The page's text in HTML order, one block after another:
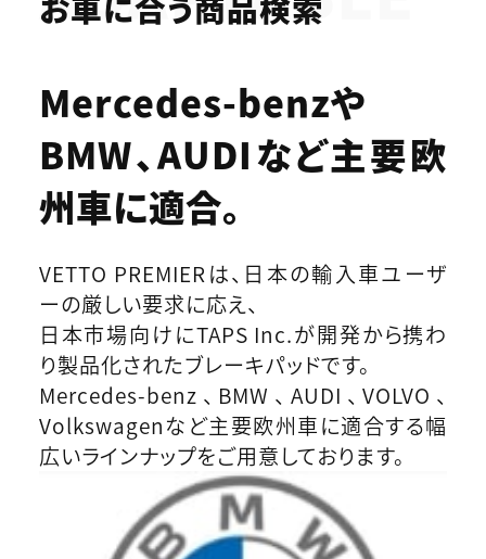
Mercedes-benzや
BMW、AUDIなど主要欧
州車に適合。
VETTO PREMIERは、日本の輸入車ユーザ
ーの厳しい要求に応え、
日本市場向けにTAPS Inc.が開発から携わ
り製品化されたブレーキパッドです。
Mercedes-benz、BMW、AUDI、VOLVO、
Volkswagenなど主要欧州車に適合する幅
広いラインナップをご用意しております。